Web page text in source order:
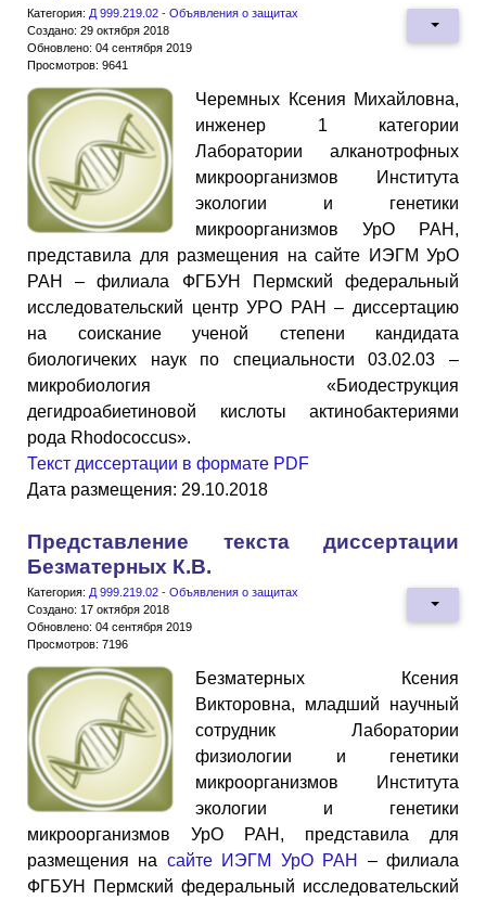
Категория: Д 999.219.02 - Объявления о защитах
Создано: 29 октября 2018
Обновлено: 04 сентября 2019
Просмотров: 9641
Черемных Ксения Михайловна,
инженер 1 категории
Лаборатории алканотрофных
микроорганизмов Института
экологии и генетики
микроорганизмов УрО РАН,
представила для размещения на сайте ИЭГМ УрО
РАН – филиала ФГБУН Пермский федеральный
исследовательский центр УРО РАН – диссертацию
на соискание ученой степени кандидата
биологичеких наук по специальности 03.02.03 –
микробиология «Биодеструкция
дегидроабиетиновой кислоты актинобактериями
рода Rhodococcus».
Текст диссертации в формате PDF
Дата размещения: 29.10.2018
Представление текста диссертации
Безматерных К.В.
Категория: Д 999.219.02 - Объявления о защитах
Создано: 17 октября 2018
Обновлено: 04 сентября 2019
Просмотров: 7196
Безматерных Ксения
Викторовна, младший научный
сотрудник Лаборатории
физиологии и генетики
микроорганизмов Института
экологии и генетики
микроорганизмов УрО РАН, представила для
размещения на сайте ИЭГМ УрО РАН
– филиала
ФГБУН Пермский федеральный исследовательский